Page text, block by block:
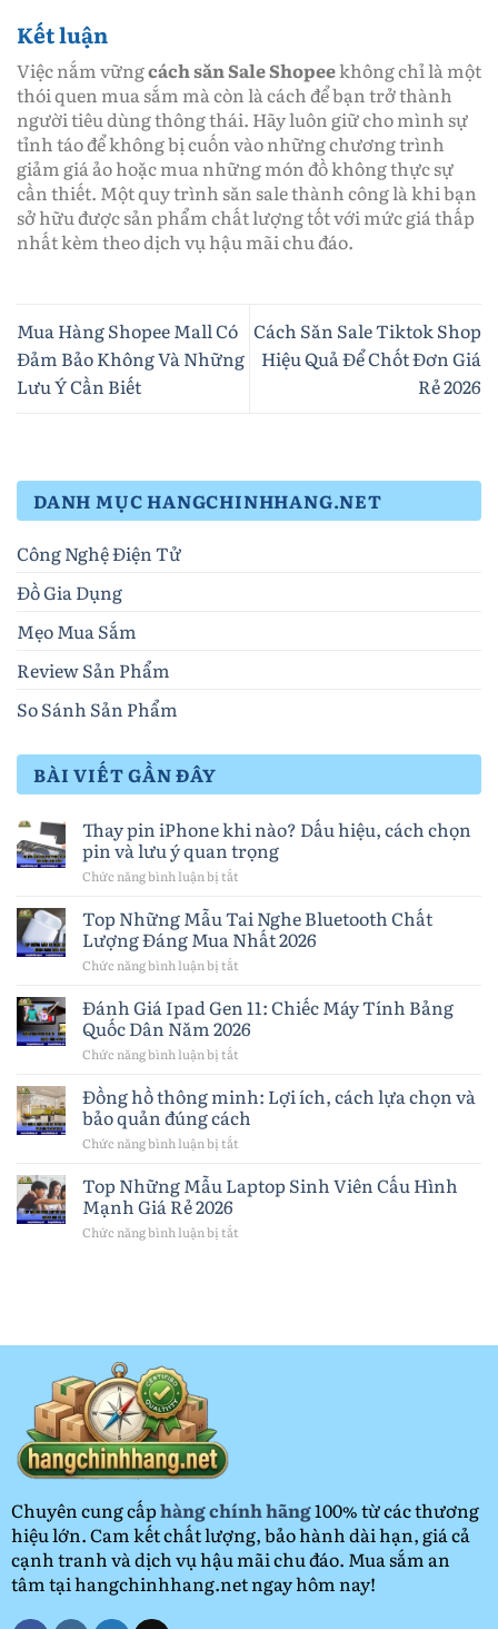
Kết luận
Việc nắm vữngcách săn Sale Shopeekhông chỉ là một
thói quen mua sắm mà còn là cách để bạn trở thành
người tiêu dùng thông thái. Hãy luôn giữ cho mình sự
tỉnh táo để không bị cuốn vào những chương trình
giảm giá ảo hoặc mua những món đồ không thực sự
cần thiết. Một quy trình săn sale thành công là khi bạn
sở hữu được sản phẩm chất lượng tốt với mức giá thấp
nhất kèm theo dịch vụ hậu mãi chu đáo.
Mua Hàng Shopee Mall Có
Đảm Bảo Không Và Những
Lưu Ý Cần Biết
Cách Săn Sale Tiktok Shop
Hiệu Quả Để Chốt Đơn Giá
Rẻ 2026
DANH MỤC HANGCHINHHANG.NET
Công Nghệ Điện Tử
Đồ Gia Dụng
Mẹo Mua Sắm
Review Sản Phẩm
So Sánh Sản Phẩm
BÀI VIẾT GẦN ĐÂY
Thay pin iPhone khi nào? Dấu hiệu, cách chọn
pin và lưu ý quan trọng
Chức năng bình luận bị tắt
pin
iPhone
khi
cách
chọn
pin
ý
quan
trọng
Top Những Mẫu Tai Nghe Bluetooth Chất
Lượng Đáng Mua Nhất 2026
Chức năng bình luận bị tắt
Những
Mẫu
Tai
Lượng
Đáng
Đánh Giá Ipad Gen 11: Chiếc Máy Tính Bảng
Quốc Dân Năm 2026
Chức năng bình luận bị tắt
Giá
Ipad
Gen
Tính
Đồng hồ thông minh: Lợi ích, cách lựa chọn và
bảo quản đúng cách
Chức năng bình luận bị tắt
thông
quản
Top Những Mẫu Laptop Sinh Viên Cấu Hình
Mạnh Giá Rẻ 2026
Chức năng bình luận bị tắt
Cấu
Chuyên cung cấphàng chính hãng100% từ các thương
hiệu lớn. Cam kết chất lượng, bảo hành dài hạn, giá cả
cạnh tranh và dịch vụ hậu mãi chu đáo. Mua sắm an
tâm tại hangchinhhang.net ngay hôm nay!